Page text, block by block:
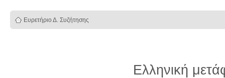
Ευρετήριο Δ. Συζήτησης
Ελληνική